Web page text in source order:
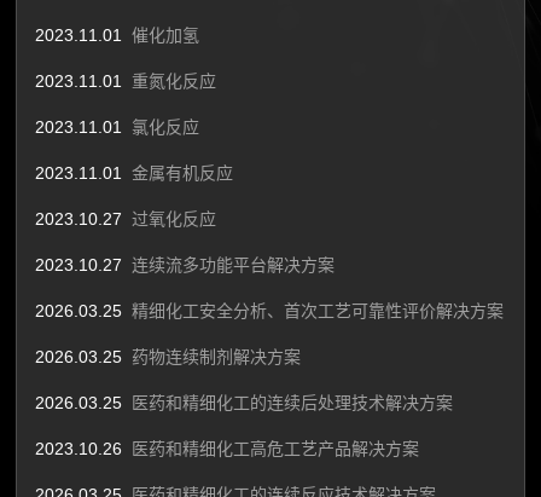
2023.11.01 催化加氢
2023.11.01 重氮化反应
2023.11.01 氯化反应
2023.11.01 金属有机反应
2023.10.27 过氧化反应
2023.10.27 连续流多功能平台解决方案
2026.03.25 精细化工安全分析、首次工艺可靠性评价解决方案
2026.03.25 药物连续制剂解决方案
2026.03.25 医药和精细化工的连续后处理技术解决方案
2023.10.26 医药和精细化工高危工艺产品解决方案